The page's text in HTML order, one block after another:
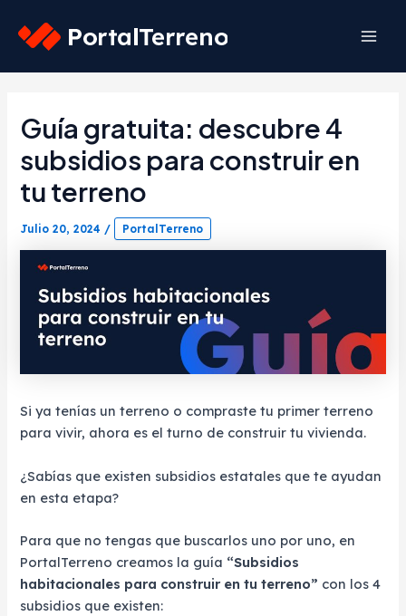
content
Guía gratuita: descubre 4
subsidios para construir en
tu terreno
Julio 20, 2024 / PortalTerreno
Si ya tenías un terreno o compraste tu primer terreno
para vivir, ahora es el turno de construir tu vivienda.
¿Sabías que existen subsidios estatales que te ayudan
en esta etapa?
Para que no tengas que buscarlos uno por uno, en
PortalTerreno creamos la guía “Subsidios
habitacionales para construir en tu terreno” con los 4
subsidios que existen: